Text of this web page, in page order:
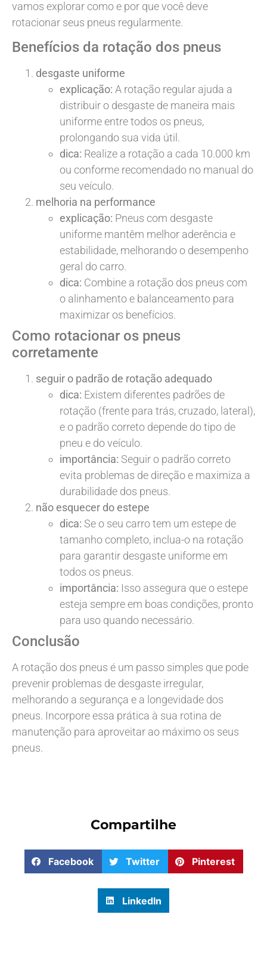
vamos explorar como e por que você deve
rotacionar seus pneus regularmente.
Benefícios da rotação dos pneus
desgaste uniforme
explicação: A rotação regular ajuda a
distribuir o desgaste de maneira mais
uniforme entre todos os pneus,
prolongando sua vida útil.
dica: Realize a rotação a cada 10.000 km
ou conforme recomendado no manual do
seu veículo.
melhoria na performance
explicação: Pneus com desgaste
uniforme mantêm melhor aderência e
estabilidade, melhorando o desempenho
geral do carro.
dica: Combine a rotação dos pneus com
o alinhamento e balanceamento para
maximizar os benefícios.
Como rotacionar os pneus
corretamente
seguir o padrão de rotação adequado
dica: Existem diferentes padrões de
rotação (frente para trás, cruzado, lateral),
e o padrão correto depende do tipo de
pneu e do veículo.
importância: Seguir o padrão correto
evita problemas de direção e maximiza a
durabilidade dos pneus.
não esquecer do estepe
dica: Se o seu carro tem um estepe de
tamanho completo, inclua-o na rotação
para garantir desgaste uniforme em
todos os pneus.
importância: Isso assegura que o estepe
esteja sempre em boas condições, pronto
para uso quando necessário.
Conclusão
A rotação dos pneus é um passo simples que pode
prevenir problemas de desgaste irregular,
melhorando a segurança e a longevidade dos
pneus. Incorpore essa prática à sua rotina de
manutenção para aproveitar ao máximo os seus
pneus.
Compartilhe
Facebook Twitter Pinterest
LinkedIn